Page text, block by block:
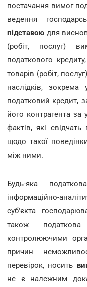
постачання вимог
ведення
підставою для
(робіт, послуг)
податкового
товарів (робіт,
наслідків,
податковий кредит,
його контрагента
фактів, які
щодо такої
між ними.
Будь-яка
інформаційно-
суб'єкта
також
контролюючими
причин
перевірок, носить
не є належним